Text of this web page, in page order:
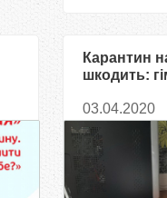
Карантин
шкодить:
повному
03.04.2020